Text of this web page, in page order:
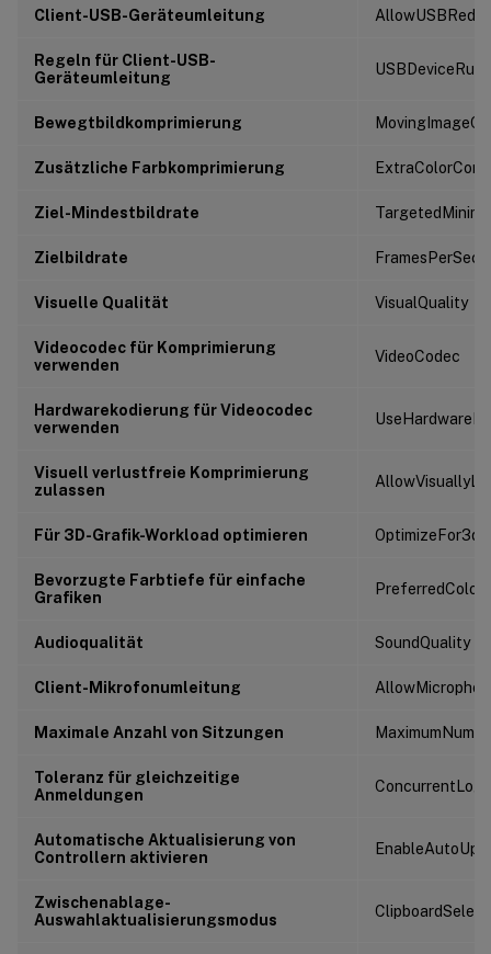
Client-USB-Geräteumleitung AllowUSBRedir
Regeln für Client-USB-
Geräteumleitung
Bewegtbildkomprimierung
Zusätzliche Farbkomprimierung
Ziel-Mindestbildrate
Zielbildrate
Visuelle Qualität VisualQuality
Videocodec für Komprimierung
verwenden
VideoCodec
Hardwarekodierung für Videocodec
verwenden
Visuell verlustfreie Komprimierung
zulassen
Für 3D-Grafik-Workload optimieren
Bevorzugte Farbtiefe für einfache
Grafiken
Audioqualität SoundQuality
Client-Mikrofonumleitung
Maximale Anzahl von Sitzungen
Toleranz für gleichzeitige
Anmeldungen
Automatische Aktualisierung von
Controllern aktivieren
Zwischenablage-
Auswahlaktualisierungsmodus